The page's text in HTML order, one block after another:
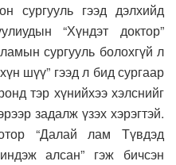
сургууль гээд дэлхийд
“Хүндэт доктор”
сургууль болохгүй л
шүү” гээд л бид сургаар
тэр хүнийхээ хэлснийг
задалж үзэх хэрэгтэй.
“Далай лам Түвдэд
алсан” гэж бичсэн